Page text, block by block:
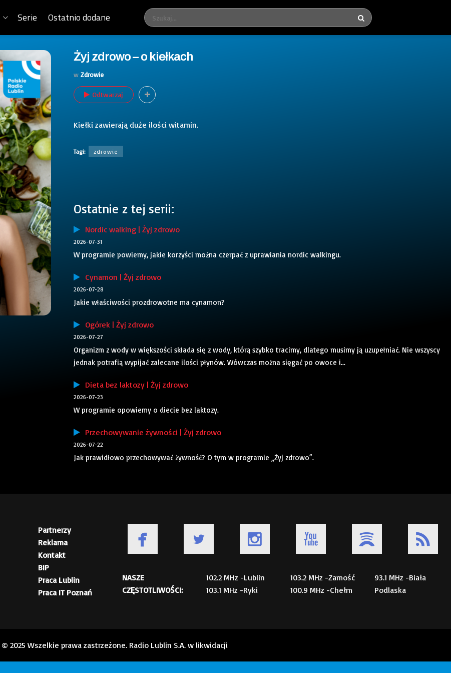
Serie Ostatnio dodane
Żyj zdrowo – o kiełkach
w Zdrowie
Odtwarzaj
Kiełki zawierają duże ilości witamin.
Tagi: zdrowie
Ostatnie z tej serii:
Nordic walking | Żyj zdrowo
2026-07-31
W programie powiemy, jakie korzyści można czerpać z uprawiania nordic walkingu.
Cynamon | Żyj zdrowo
2026-07-28
Jakie właściwości prozdrowotne ma cynamon?
Ogórek | Żyj zdrowo
2026-07-27
Organizm z wody w większości składa się z wody, którą szybko tracimy, dlatego musimy ją uzupełniać. Nie wszyscy
jednak potrafią wypijać zalecane ilości płynów. Wówczas można sięgać po owoce i...
Dieta bez laktozy | Żyj zdrowo
2026-07-23
W programie opowiemy o diecie bez laktozy.
Przechowywanie żywności | Żyj zdrowo
2026-07-22
Jak prawidłowo przechowywać żywność? O tym w programie „Żyj zdrowo”.
Partnerzy
Reklama
Kontakt
BIP
Praca Lublin
Praca IT Poznań
NASZE
CZĘSTOTLIWOŚCI:
102.2 MHz -Lublin
103.1 MHz -Ryki
103.2 MHz -Zamość
100.9 MHz -Chełm
93.1 MHz -Biała
Podlaska
© 2025 Wszelkie prawa zastrzeżone. Radio Lublin S.A. w likwidacji